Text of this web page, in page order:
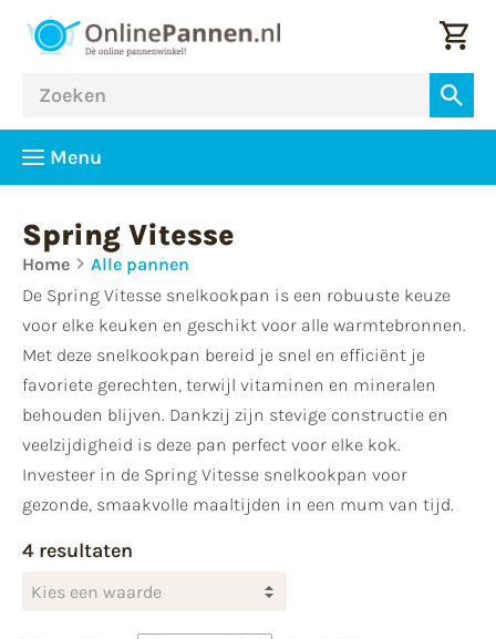
Menu
Spring Vitesse
Home
Alle pannen
De Spring Vitesse snelkookpan is een robuuste keuze
voor elke keuken en geschikt voor alle warmtebronnen.
Met deze snelkookpan bereid je snel en efficiënt je
favoriete gerechten, terwijl vitaminen en mineralen
behouden blijven. Dankzij zijn stevige constructie en
veelzijdigheid is deze pan perfect voor elke kok.
Investeer in de Spring Vitesse snelkookpan voor
gezonde, smaakvolle maaltijden in een mum van tijd.
4 resultaten
Kies een waarde